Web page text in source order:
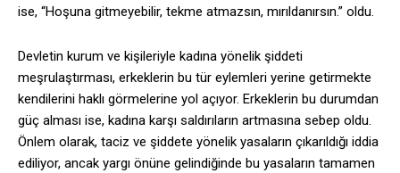
ise, “Hoşuna gitmeyebilir, tekme atmazsın, mırıldanırsın.” oldu.
Devletin kurum ve kişileriyle kadına yönelik şiddeti
meşrulaştırması, erkeklerin bu tür eylemleri yerine getirmekte
kendilerini haklı görmelerine yol açıyor. Erkeklerin bu durumdan
güç alması ise, kadına karşı saldırıların artmasına sebep oldu.
Önlem olarak, taciz ve şiddete yönelik yasaların çıkarıldığı iddia
ediliyor, ancak yargı önüne gelindiğinde bu yasaların tamamen